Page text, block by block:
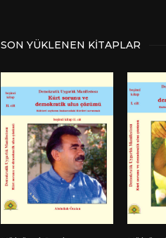
SON YÜKLENEN KITAPLAR